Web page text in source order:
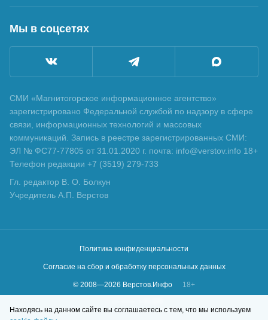
Мы в соцсетях
СМИ «Магнитогорское информационное агентство»
зарегистрировано Федеральной службой по надзору в сфере
связи, информационных технологий и массовых
коммуникаций. Запись в реестре зарегистрированных СМИ:
ЭЛ № ФС77-77805 от 31.01.2020 г. почта: info@verstov.info 18+
Телефон редакции +7 (3519) 279-733
Гл. редактор В. О. Болкун
Учредитель А.П. Верстов
Политика конфиденциальности
Согласие на сбор и обработку персональных данных
© 2008—2026 Верстов.Инфо
18+
Находясь на данном сайте вы соглашаетесь с тем, что мы используем